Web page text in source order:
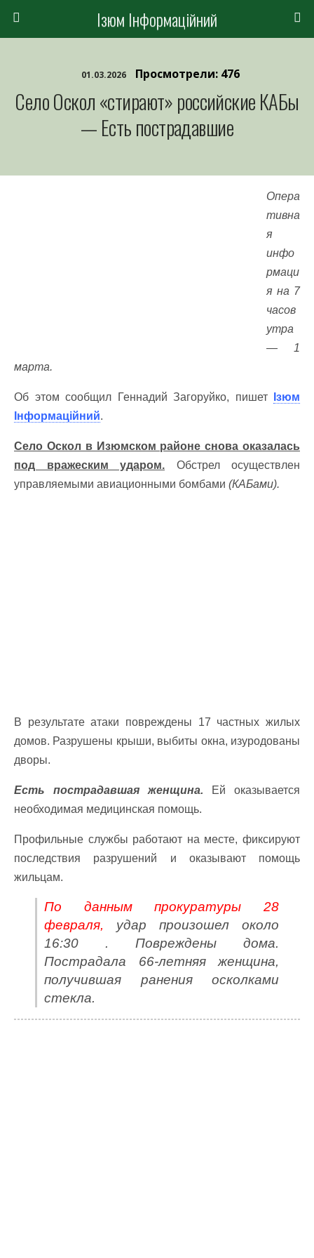
Ізюм Інформаційний
01.03.2026 Просмотрели: 476
Село Оскол «стирают» российские КАБы
— Есть пострадавшие
Опера
тивна
я
инфо
рмаци
я на 7
часов
утра
— 1
марта.
Об этом сообщил Геннадий Загоруйко, пишет
Ізюм
Інформаційний.
Село Оскол в Изюмском районе снова оказалась
под вражеским ударом. Обстрел осуществлен
управляемыми авиационными бомбами (КАБами).
В результате атаки повреждены 17 частных жилых
домов. Разрушены крыши, выбиты окна, изуродованы
дворы.
Есть пострадавшая женщина. Ей оказывается
необходимая медицинская помощь.
Профильные службы работают на месте, фиксируют
последствия разрушений и оказывают помощь
жильцам.
По данным прокуратуры 28
февраля, удар произошел около
16:30 . Повреждены дома.
Пострадала 66-летняя женщина,
получившая ранения осколками
стекла.